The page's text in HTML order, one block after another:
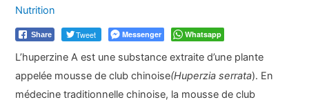
Nutrition
Share Tweet Messenger Whatsapp
L’huperzine A est une substance extraite d’une plante
appelée mousse de club chinoise(Huperzia serrata). En
médecine traditionnelle chinoise, la mousse de club